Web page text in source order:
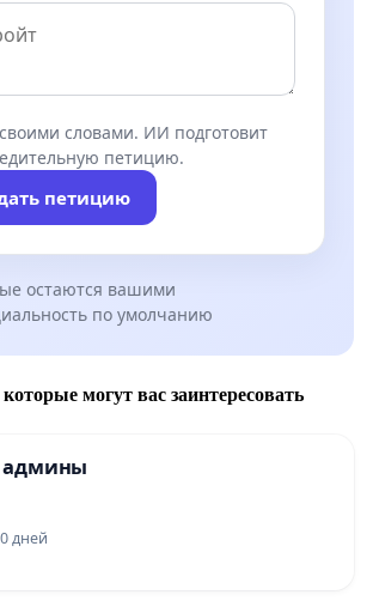
словами. ИИ подготовит
петицию.
петицию
остаются вашими
по умолчанию
могут вас заинтересовать
админы
дней